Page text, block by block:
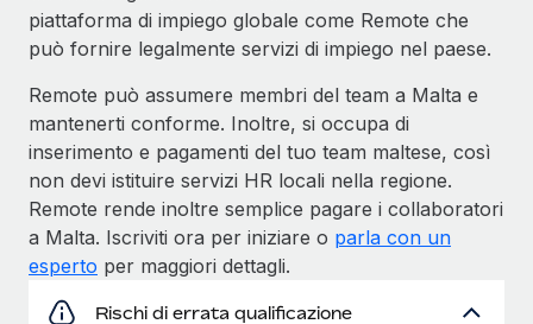
piattaforma di impiego globale come Remote che
può fornire legalmente servizi di impiego nel paese.
Remote può assumere membri del team a Malta e
mantenerti conforme. Inoltre, si occupa di
inserimento e pagamenti del tuo team maltese, così
non devi istituire servizi HR locali nella regione.
Remote rende inoltre semplice pagare i collaboratori
a Malta. Iscriviti ora per iniziare o parla con un
esperto per maggiori dettagli.
Rischi di errata qualificazione